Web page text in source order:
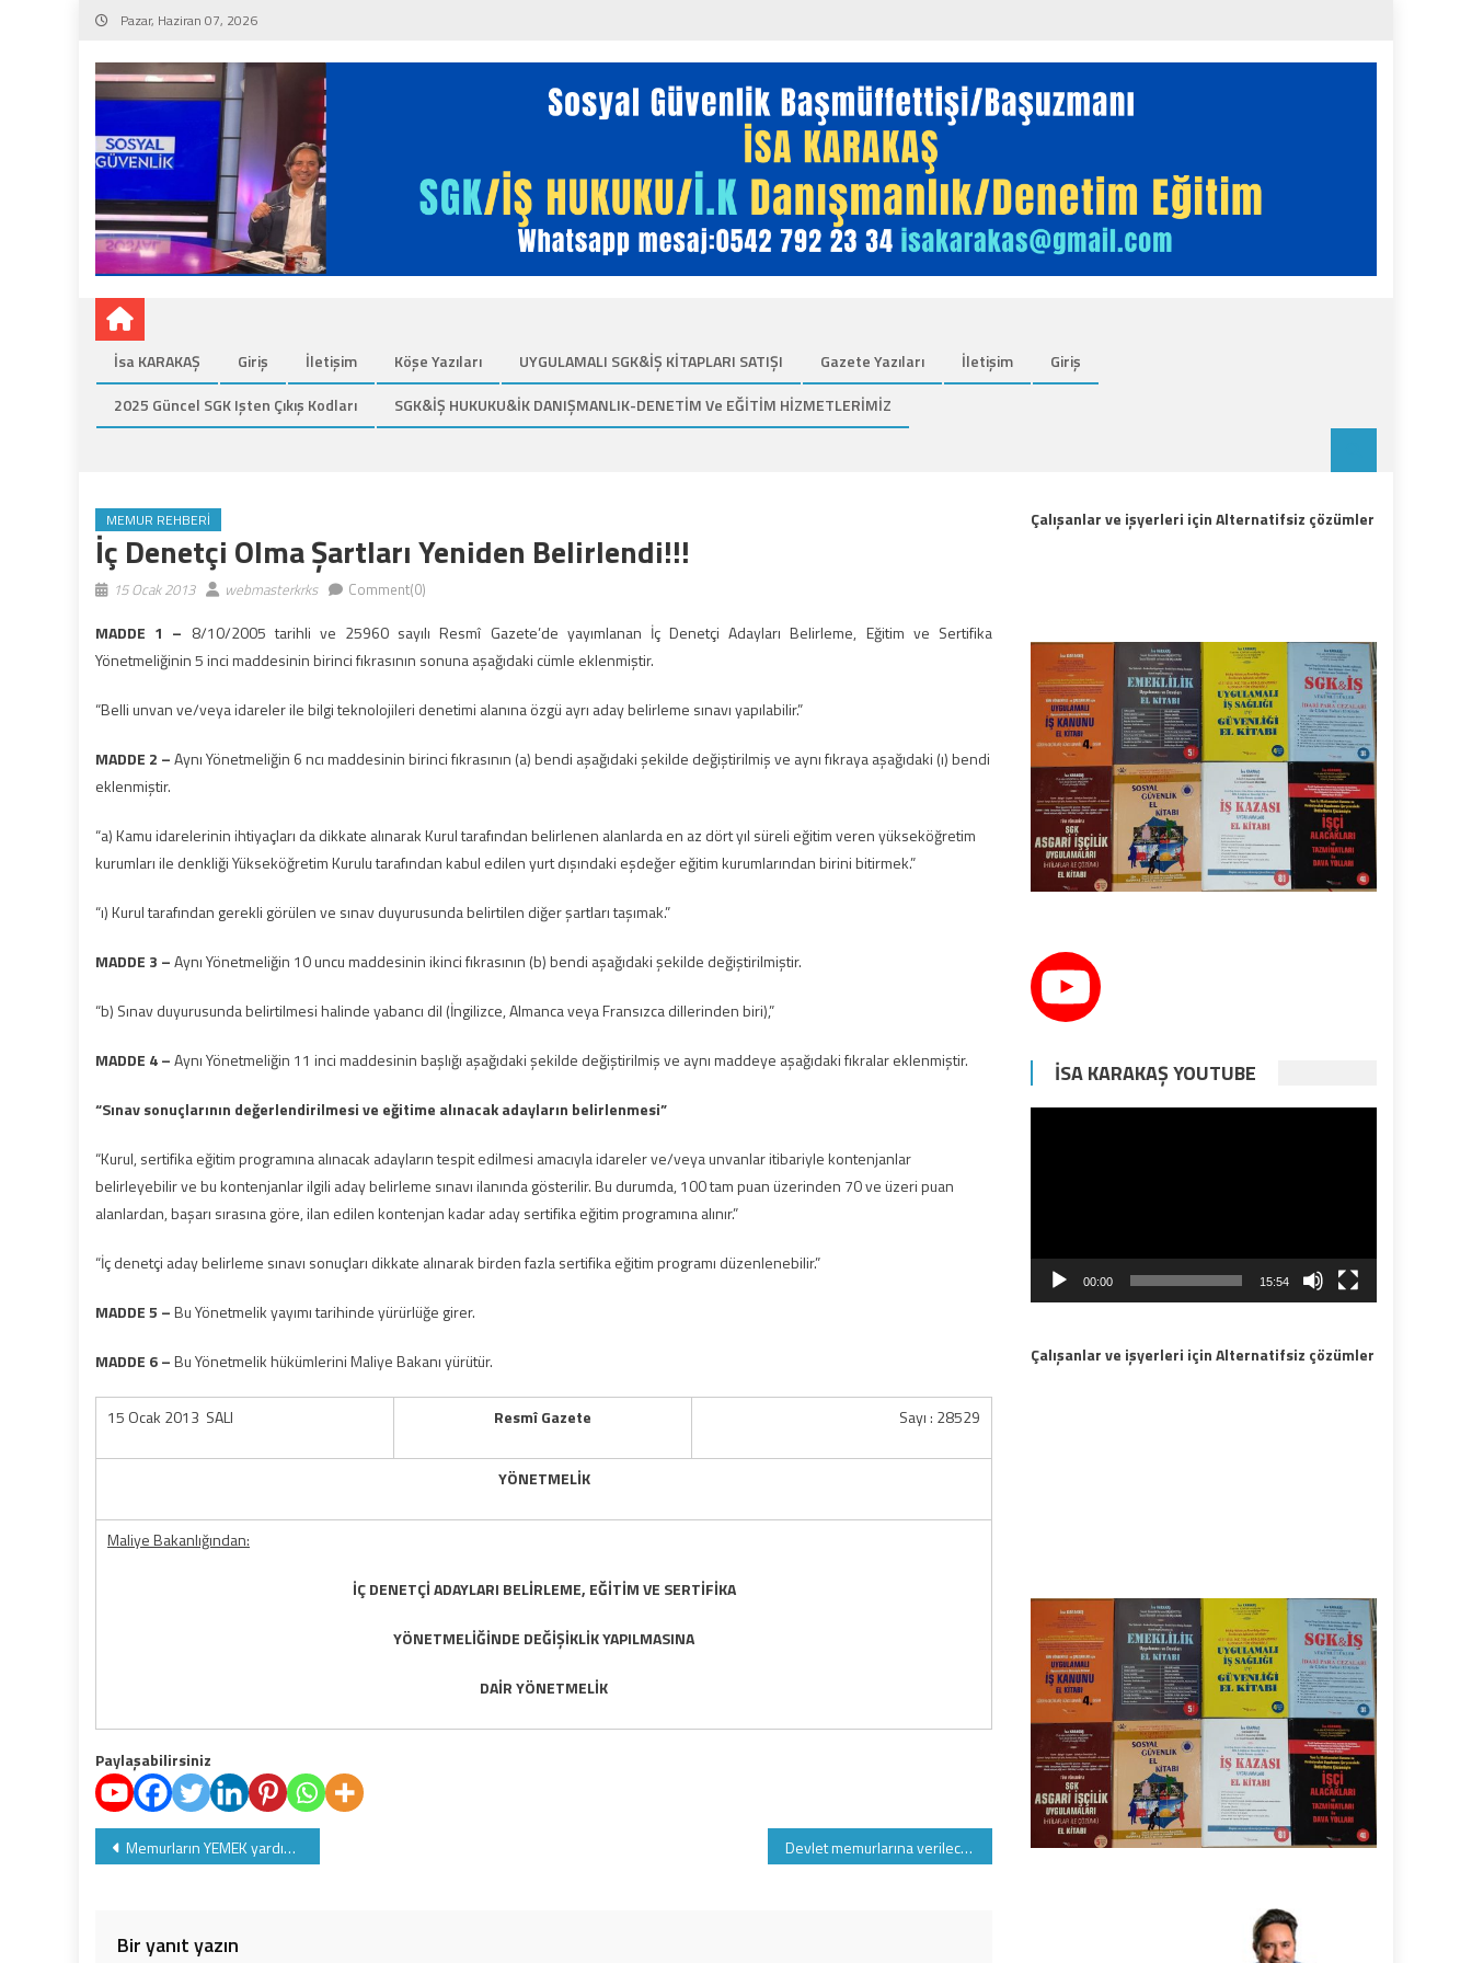
Skip
content
Pazar, Haziran 07, 2026
İsa KARAKAŞ Giriş İletişim Köşe Yazıları UYGULAMALI SGK&İŞ KİTAPLARI SATIŞI Gazete Yazıları İletişim
Giriş
2025 Güncel SGK Işten Çıkış Kodları
SGK&İŞ HUKUKU&İK DANIŞMANLIK-DENETİM Ve EĞİTİM HİZMETLERİMİZ
MEMUR REHBERI
İç Denetçi Olma Şartları Yeniden Belirlendi!!!
15 Ocak 2013 webmasterkrks Comment(0)
MADDE 1 – 8/10/2005 tarihli ve 25960 sayılı Resmî Gazete’de yayımlanan İç Denetçi Adayları Belirleme, Eğitim ve Sertifika
Yönetmeliğinin 5 inci maddesinin birinci fıkrasının sonuna aşağıdaki cümle eklenmiştir.
“Belli unvan ve/veya idareler ile bilgi teknolojileri denetimi alanına özgü ayrı aday belirleme sınavı yapılabilir.”
MADDE 2 –Aynı Yönetmeliğin 6 ncı maddesinin birinci fıkrasının (a) bendi aşağıdaki şekilde değiştirilmiş ve aynı fıkraya aşağıdaki (ı) bendi
eklenmiştir.
“a) Kamu idarelerinin ihtiyaçları da dikkate alınarak Kurul tarafından belirlenen alanlarda en az dört yıl süreli eğitim veren yükseköğretim
kurumları ile denkliği Yükseköğretim Kurulu tarafından kabul edilen yurt dışındaki eşdeğer eğitim kurumlarından birini bitirmek.”
“ı) Kurul tarafından gerekli görülen ve sınav duyurusunda belirtilen diğer şartları taşımak.”
MADDE 3 –Aynı Yönetmeliğin 10 uncu maddesinin ikinci fıkrasının (b) bendi aşağıdaki şekilde değiştirilmiştir.
“b) Sınav duyurusunda belirtilmesi halinde yabancı dil (İngilizce, Almanca veya Fransızca dillerinden biri),”
MADDE 4–Aynı Yönetmeliğin 11 inci maddesinin başlığı aşağıdaki şekilde değiştirilmiş ve aynı maddeye aşağıdaki fıkralar eklenmiştir.
“Sınav sonuçlarının değerlendirilmesi ve eğitime alınacak adayların belirlenmesi”
“Kurul, sertifika eğitim programına alınacak adayların tespit edilmesi amacıyla idareler ve/veya unvanlar itibariyle kontenjanlar
belirleyebilir ve bu kontenjanlar ilgili aday belirleme sınavı ilanında gösterilir. Bu durumda, 100 tam puan üzerinden 70 ve üzeri puan
alanlardan, başarı sırasına göre, ilan edilen kontenjan kadar aday sertifika eğitim programına alınır.”
“İç denetçi aday belirleme sınavı sonuçları dikkate alınarak birden fazla sertifika eğitim programı düzenlenebilir.”
MADDE 5 –Bu Yönetmelik yayımı tarihinde yürürlüğe girer.
MADDE 6–Bu Yönetmelik hükümlerini Maliye Bakanı yürütür.
15 Ocak 2013 SALI Resmî Gazete Sayı : 28529
YÖNETMELİK
Maliye Bakanlığından:
İÇDENETÇİADAYLARI BELİRLEME, EĞİTİM VE SERTİFİKA
YÖNETMELİĞİNDE DEĞİŞİKLİK YAPILMASINA
DAİR YÖNETMELİK
Paylaşabilirsiniz
Yazı
Memurların YEMEK yardımı ne kadar oldu? memurlar ne kadarlık kısmı ödeyecek? Devlet memurlarına verilecek en üst ücret sınırı:7.235 TL oldu
Bir yanıt yazın
Çalışanlar ve işyerleri için Alternatifsiz çözümler
İSA KARAKAŞ YOUTUBE
00:00 15:54
Çalışanlar ve işyerleri için Alternatifsiz çözümler